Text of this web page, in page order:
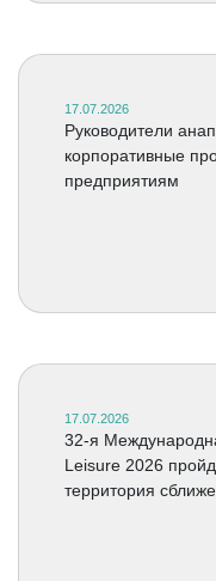
17.07.2026
Руководители
корпоративные
предприятиям
17.07.2026
32-я
Leisure 2026
территория